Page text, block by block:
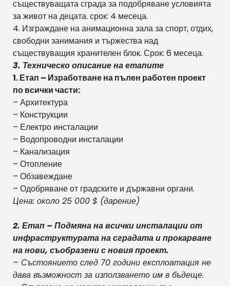
съществуващата сграда за подобряване условията
за живот на децата. срок: 4 месеца.
4. Изграждане на анимационна зала за спорт, отдих,
свободни занимания и тържества над
съществуващия хранителен блок. Срок: 6 месеца.
3. Техническо описание на етапите
1. Етап – Изработване на пълен работен проект
по всички части:
– Архитектура
– Конструкции
– Електро инсталации
– Водопроводни инсталации
– Канализация
– Отопление
– Обзавеждане
– Одобряване от градските и държавни органи.
Цена: около 25 000 $ (дарение)
2. Етап – Подмяна на всички инсталации от
инфраструктурата на сградата и прокарване
на нови, съобразени с новия проект.
– Състоянието след 70 години експлоатация не
дава възможност за използването им в бъдеще.